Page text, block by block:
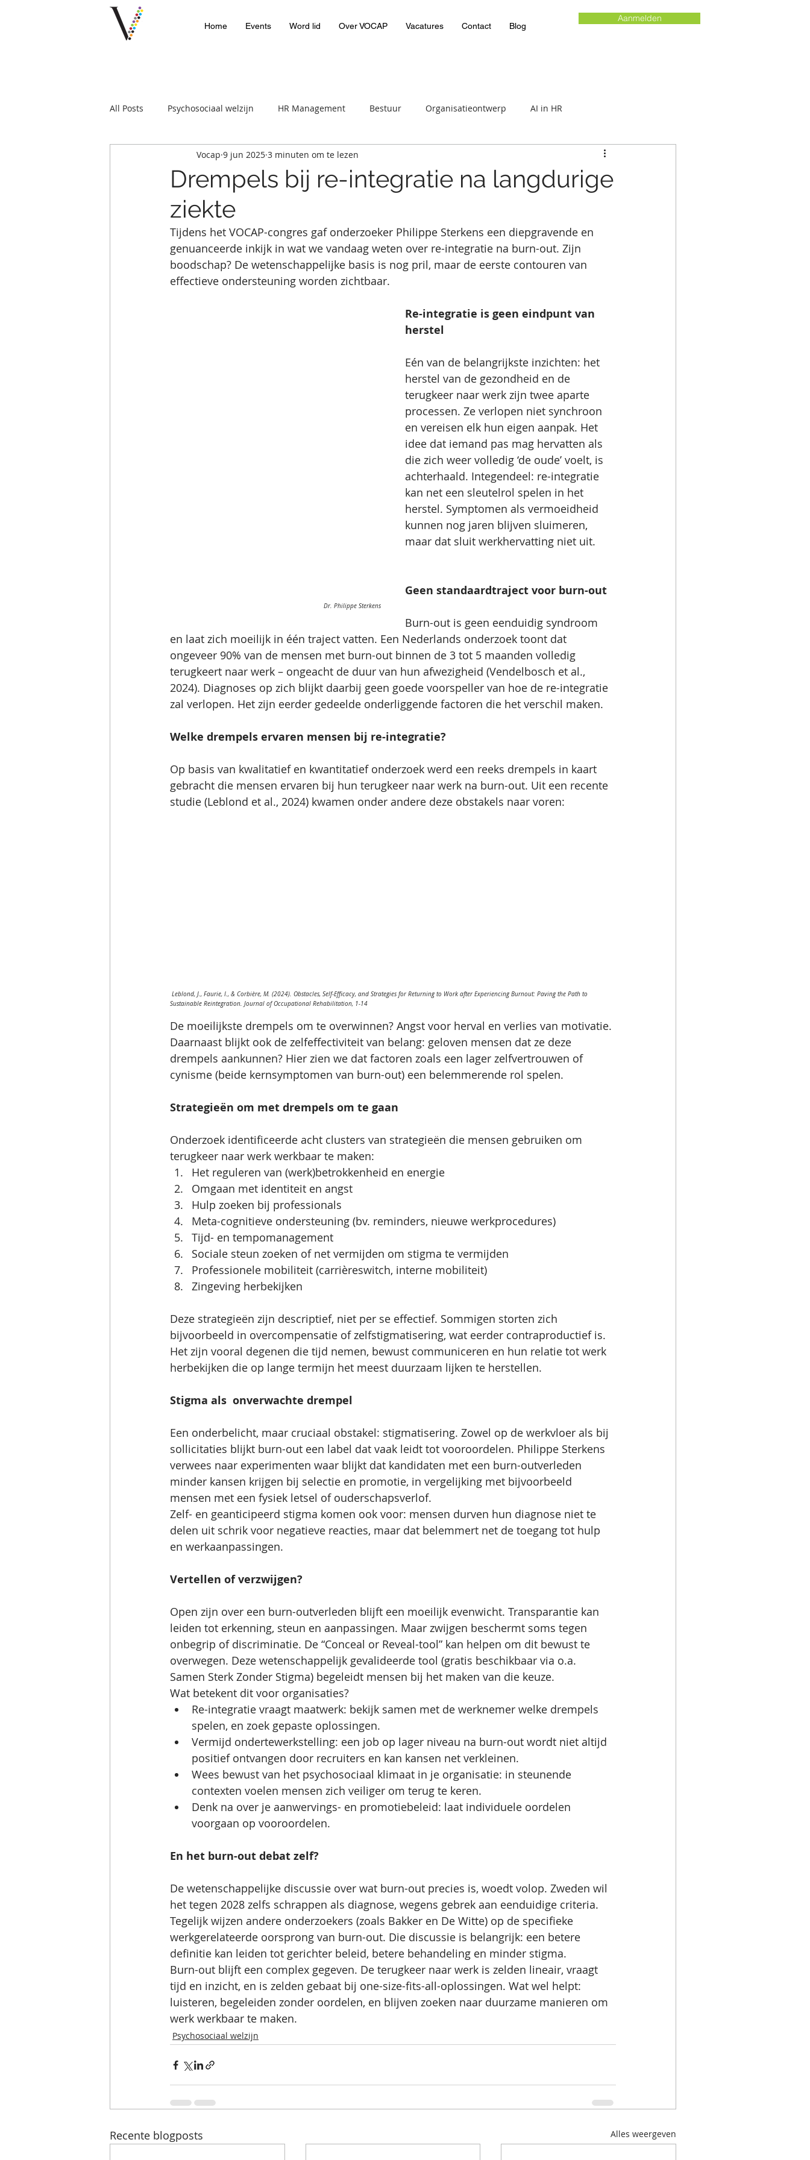
Home Events Word lid Over VOCAP Vacatures Contact Blog
Aanmelden
All Posts Psychosociaal welzijn HR Management Bestuur Organisatieontwerp AI in HR
Drempels bij re-integratie na langdurige
ziekte
Vocap 9 jun 2025 3 minuten om te lezen
Tijdens het VOCAP-congres gaf onderzoeker Philippe Sterkens een diepgravende en
genuanceerde inkijk in wat we vandaag weten over re-integratie na burn-out. Zijn
boodschap? De wetenschappelijke basis is nog pril, maar de eerste contouren van
effectieve ondersteuning worden zichtbaar.
Dr. Philippe Sterkens
Re-integratie is geen eindpunt van
herstel
Eén van de belangrijkste inzichten: het
herstel van de gezondheid en de
terugkeer naar werk zijn twee aparte
processen. Ze verlopen niet synchroon
en vereisen elk hun eigen aanpak. Het
idee dat iemand pas mag hervatten als
die zich weer volledig ‘de oude’ voelt, is
achterhaald. Integendeel: re-integratie
kan net een sleutelrol spelen in het
herstel. Symptomen als vermoeidheid
kunnen nog jaren blijven sluimeren,
maar dat sluit werkhervatting niet uit.
Geen standaardtraject voor burn-out
Burn-out is geen eenduidig syndroom
en laat zich moeilijk in één traject vatten. Een Nederlands onderzoek toont dat
ongeveer 90% van de mensen met burn-out binnen de 3 tot 5 maanden volledig
terugkeert naar werk – ongeacht de duur van hun afwezigheid (Vendelbosch et al.,
2024). Diagnoses op zich blijkt daarbij geen goede voorspeller van hoe de re-integratie
zal verlopen. Het zijn eerder gedeelde onderliggende factoren die het verschil maken.
Welke drempels ervaren mensen bij re-integratie?
Op basis van kwalitatief en kwantitatief onderzoek werd een reeks drempels in kaart
gebracht die mensen ervaren bij hun terugkeer naar werk na burn-out. Uit een recente
studie (Leblond et al., 2024) kwamen onder andere deze obstakels naar voren:
Leblond, J., Faurie, I., & Corbière, M. (2024). Obstacles, Self-Efficacy, and Strategies for Returning to Work after Experiencing Burnout: Paving the Path to
Sustainable Reintegration. Journal of Occupational Rehabilitation, 1-14
De moeilijkste drempels om te overwinnen? Angst voor herval en verlies van motivatie.
Daarnaast blijkt ook de zelfeffectiviteit van belang: geloven mensen dat ze deze
drempels aankunnen? Hier zien we dat factoren zoals een lager zelfvertrouwen of
cynisme (beide kernsymptomen van burn-out) een belemmerende rol spelen.
Strategieën om met drempels om te gaan
Onderzoek identificeerde acht clusters van strategieën die mensen gebruiken om
terugkeer naar werk werkbaar te maken:
Het reguleren van (werk)betrokkenheid en energie
Omgaan met identiteit en angst
Hulp zoeken bij professionals
Meta-cognitieve ondersteuning (bv. reminders, nieuwe werkprocedures)
Tijd- en tempomanagement
Sociale steun zoeken of net vermijden om stigma te vermijden
Professionele mobiliteit (carrièreswitch, interne mobiliteit)
Zingeving herbekijken
Deze strategieën zijn descriptief, niet per se effectief. Sommigen storten zich
bijvoorbeeld in overcompensatie of zelfstigmatisering, wat eerder contraproductief is.
Het zijn vooral degenen die tijd nemen, bewust communiceren en hun relatie tot werk
herbekijken die op lange termijn het meest duurzaam lijken te herstellen.
Stigma als  onverwachte drempel
Een onderbelicht, maar cruciaal obstakel: stigmatisering. Zowel op de werkvloer als bij
sollicitaties blijkt burn-out een label dat vaak leidt tot vooroordelen. Philippe Sterkens
verwees naar experimenten waar blijkt dat kandidaten met een burn-outverleden
minder kansen krijgen bij selectie en promotie, in vergelijking met bijvoorbeeld
mensen met een fysiek letsel of ouderschapsverlof.
Zelf- en geanticipeerd stigma komen ook voor: mensen durven hun diagnose niet te
delen uit schrik voor negatieve reacties, maar dat belemmert net de toegang tot hulp
en werkaanpassingen.
Vertellen of verzwijgen?
Open zijn over een burn-outverleden blijft een moeilijk evenwicht. Transparantie kan
leiden tot erkenning, steun en aanpassingen. Maar zwijgen beschermt soms tegen
onbegrip of discriminatie. De “Conceal or Reveal-tool” kan helpen om dit bewust te
overwegen. Deze wetenschappelijk gevalideerde tool (gratis beschikbaar via o.a.
Samen Sterk Zonder Stigma) begeleidt mensen bij het maken van die keuze.
Wat betekent dit voor organisaties?
Re-integratie vraagt maatwerk: bekijk samen met de werknemer welke drempels
spelen, en zoek gepaste oplossingen.
Vermijd ondertewerkstelling: een job op lager niveau na burn-out wordt niet altijd
positief ontvangen door recruiters en kan kansen net verkleinen.
Wees bewust van het psychosociaal klimaat in je organisatie: in steunende
contexten voelen mensen zich veiliger om terug te keren.
Denk na over je aanwervings- en promotiebeleid: laat individuele oordelen
voorgaan op vooroordelen.
En het burn-out debat zelf?
De wetenschappelijke discussie over wat burn-out precies is, woedt volop. Zweden wil
het tegen 2028 zelfs schrappen als diagnose, wegens gebrek aan eenduidige criteria.
Tegelijk wijzen andere onderzoekers (zoals Bakker en De Witte) op de specifieke
werkgerelateerde oorsprong van burn-out. Die discussie is belangrijk: een betere
definitie kan leiden tot gerichter beleid, betere behandeling en minder stigma.
Burn-out blijft een complex gegeven. De terugkeer naar werk is zelden lineair, vraagt
tijd en inzicht, en is zelden gebaat bij one-size-fits-all-oplossingen. Wat wel helpt:
luisteren, begeleiden zonder oordelen, en blijven zoeken naar duurzame manieren om
werk werkbaar te maken.
Psychosociaal welzijn
Recente blogposts Alles weergeven